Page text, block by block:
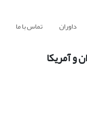
داوران تماس با ما
و آمریکا